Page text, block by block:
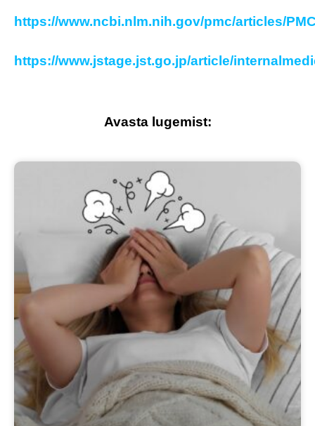
https://www.ncbi.nlm.nih.gov/pmc/articles/
https://www.jstage.jst.go.jp/article/
Avasta lugemist: